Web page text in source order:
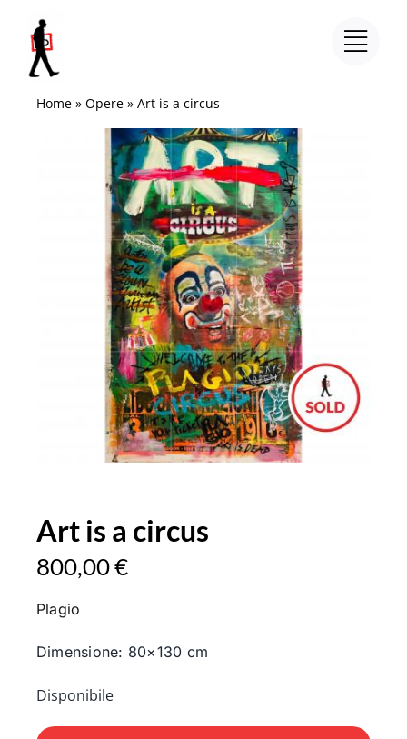
contenuto
Home» Opere» Art is a circus
Art is a circus
800,00€
Plagio
Dimensione: 80×130 cm
Disponibile